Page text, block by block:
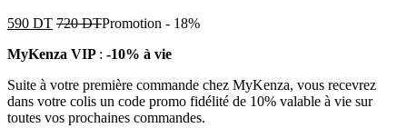
590 DT 720DTPromotion - 18%
MyKenza VIP : -10% à vie
Suite à votre première commande chez MyKenza, vous recevrez
dans votre colis un code promo fidélité de 10% valable à vie sur
toutes vos prochaines commandes.